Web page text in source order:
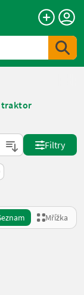
traktor
Filtry
Mřížka